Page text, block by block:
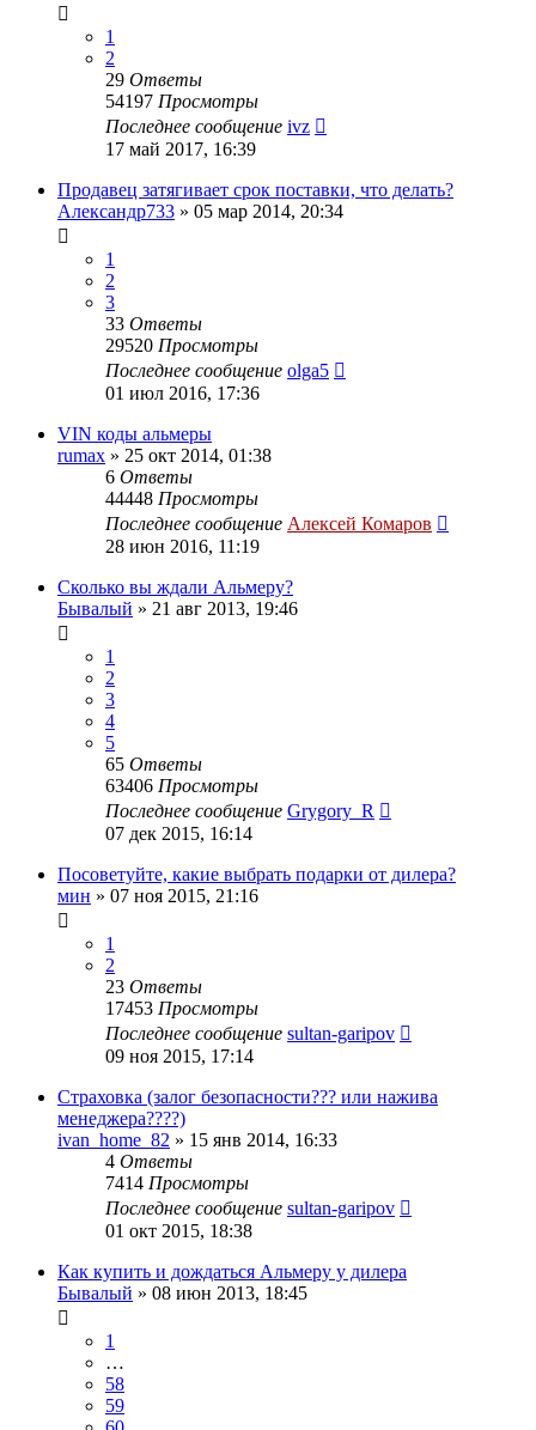
1
2
29 Ответы
54197 Просмотры
Последнее сообщение ivz
17 май 2017, 16:39
Продавец затягивает срок поставки, что делать?
Александр733 » 05 мар 2014, 20:34
1
2
3
33 Ответы
29520 Просмотры
Последнее сообщение olga5
01 июл 2016, 17:36
VIN коды альмеры
rumax » 25 окт 2014, 01:38
6 Ответы
44448 Просмотры
Последнее сообщение Алексей Комаров
28 июн 2016, 11:19
Сколько вы ждали Альмеру?
Бывалый » 21 авг 2013, 19:46
1
2
3
4
5
65 Ответы
63406 Просмотры
Последнее сообщение Grygory_R
07 дек 2015, 16:14
Посоветуйте, какие выбрать подарки от дилера?
мин » 07 ноя 2015, 21:16
1
2
23 Ответы
17453 Просмотры
Последнее сообщение sultan-garipov
09 ноя 2015, 17:14
Страховка (залог безопасности??? или нажива
менеджера????)
ivan_home_82 » 15 янв 2014, 16:33
4 Ответы
7414 Просмотры
Последнее сообщение sultan-garipov
01 окт 2015, 18:38
Как купить и дождаться Альмеру у дилера
Бывалый » 08 июн 2013, 18:45
1
…
58
59